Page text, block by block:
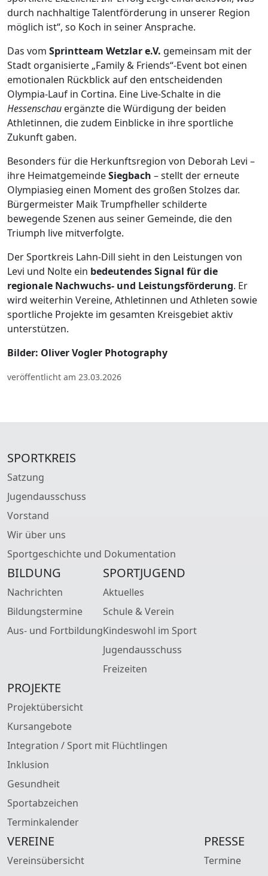
durch nachhaltige Talentförderung in unserer Region
möglich ist“, so Koch in seiner Ansprache.
Das vom Sprintteam Wetzlar e.V. gemeinsam mit der
Stadt organisierte „Family & Friends“-Event bot einen
emotionalen Rückblick auf den entscheidenden
Olympia-Lauf in Cortina. Eine Live-Schalte in die
Hessenschau ergänzte die Würdigung der beiden
Athletinnen, die zudem Einblicke in ihre sportliche
Zukunft gaben.
Besonders für die Herkunftsregion von Deborah Levi –
ihre HeimatgemeindeSiegbach – stellt der erneute
Olympiasieg einen Moment des großen Stolzes dar.
Bürgermeister Maik Trumpfheller schilderte
bewegende Szenen aus seiner Gemeinde, die den
Triumph live mitverfolgte.
Der Sportkreis Lahn-Dill sieht in den Leistungen von
Levi und Nolte ein bedeutendes Signal für die
regionale Nachwuchs- und Leistungsförderung. Er
wird weiterhin Vereine, Athletinnen und Athleten sowie
sportliche Projekte im gesamten Kreisgebiet aktiv
unterstützen.
Bilder: Oliver Vogler Photography
veröffentlicht am 23.03.2026
SPORTKREIS
Satzung
Jugendausschuss
Vorstand
Wir über uns
Sportgeschichte und Dokumentation
BILDUNG
Nachrichten
Bildungstermine
Aus- und Fortbildung
SPORTJUGEND
Aktuelles
Schule & Verein
Kindeswohl im Sport
Jugendausschuss
Freizeiten
PROJEKTE
Projektübersicht
Kursangebote
Integration / Sport mit Flüchtlingen
Inklusion
Gesundheit
Sportabzeichen
Terminkalender
VEREINE
Vereinsübersicht
PRESSE
Termine